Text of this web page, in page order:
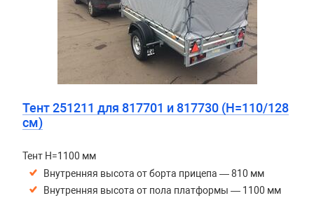
Тент 251211 для 817701 и 817730 (H=110/128
см)
Тент H=1100 мм
Внутренняя высота от борта прицепа — 810 мм
Внутренняя высота от пола платформы — 1100 мм